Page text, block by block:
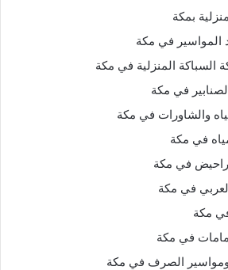
بمكة
المواسير في مكة
المنزلية في مكة
في مكة
والشاورات في مكة
في مكة
في مكة
في مكة
مكة
في مكة
ومواسير الصرف في مكة